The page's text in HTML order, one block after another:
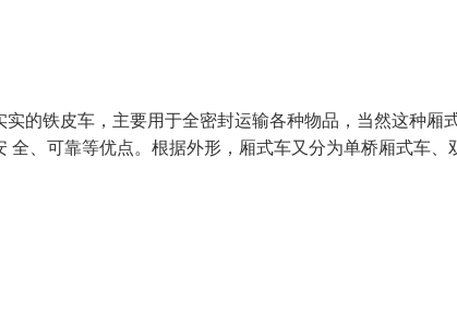
的铁皮车，主要用于全密封运输各种物品，当然这种厢
、可靠等优点。根据外形，厢式车又分为单桥厢式车、